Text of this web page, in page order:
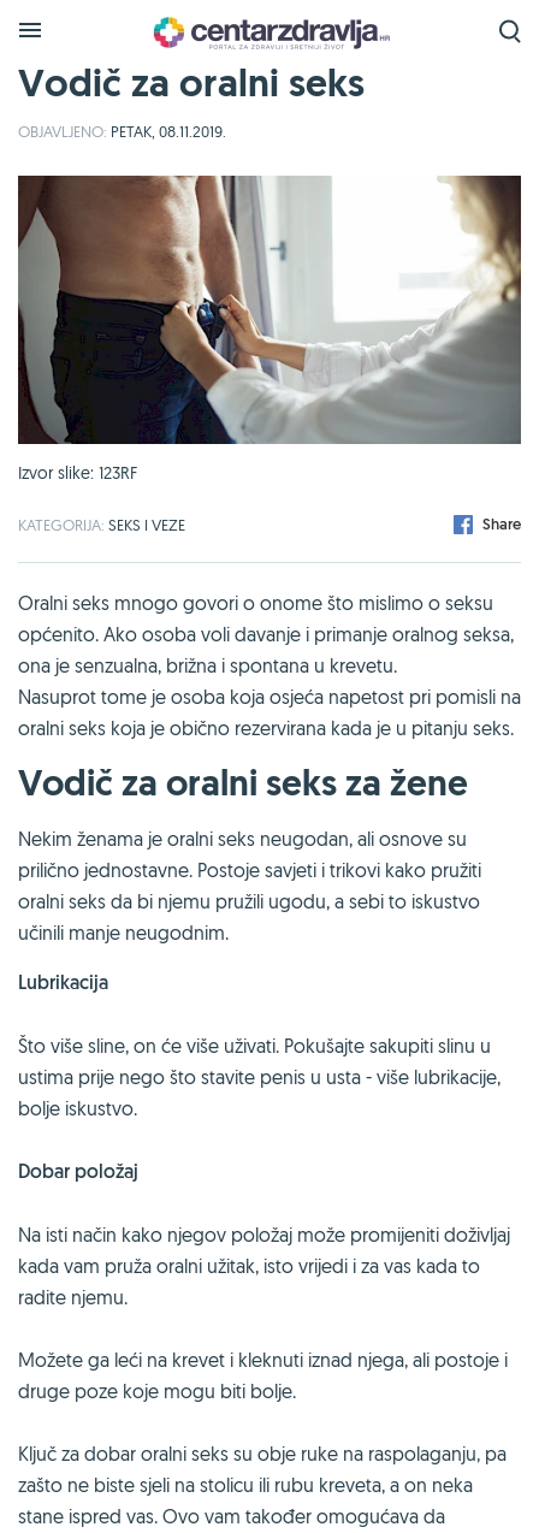
Vodič za oralni seks
OBJAVLJENO: PETAK, 08.11.2019.
Izvor slike: 123RF
KATEGORIJA: SEKS I VEZE Share
Oralni seks mnogo govori o onome što mislimo o seksu
općenito. Ako osoba voli davanje i primanje oralnog seksa,
ona je senzualna, brižna i spontana u krevetu.
Nasuprot tome je osoba koja osjeća napetost pri pomisli na
oralni seks koja je obično rezervirana kada je u pitanju seks.
Vodič za oralni seks za žene
Nekim ženama je oralni seks neugodan, ali osnove su
prilično jednostavne. Postoje savjeti i trikovi kako pružiti
oralni seks da bi njemu pružili ugodu, a sebi to iskustvo
učinili manje neugodnim.
Lubrikacija
Što više sline, on će više uživati. Pokušajte sakupiti slinu u
ustima prije nego što stavite penis u usta - više lubrikacije,
bolje iskustvo.
Dobar položaj
Na isti način kako njegov položaj može promijeniti doživljaj
kada vam pruža oralni užitak, isto vrijedi i za vas kada to
radite njemu.
Možete ga leći na krevet i kleknuti iznad njega, ali postoje i
druge poze koje mogu biti bolje.
Ključ za dobar oralni seks su obje ruke na raspolaganju, pa
zašto ne biste sjeli na stolicu ili rubu kreveta, a on neka
stane ispred vas. Ovo vam također omogućava da